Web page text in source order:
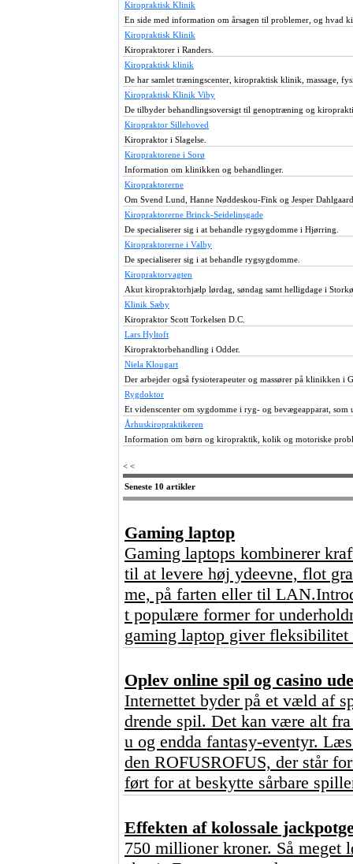
Kiropraktisk Klinik
En side med information om årsagen til problemer, og hvad
Kiropraktisk Klinik
Kiropraktorer i Randers.
Kiropraktisk klinik
De har samlet træningscenter, kiropraktisk klinik, massage,
Kiropraktisk Klinik Viby
De tilbyder behandlingsoversigt til genoptræning og
Kiropraktor Sillehoved
Kiropraktor i Slagelse.
Kiropraktorene i Sorø
Information om klinikken og behandlinger.
Kiropraktorerne
Om Svend Lund, Hanne Nøddeskou-Fink og Jesper
Kiropraktorerne Brinck-Seidelinsgade
De specialiserer sig i at behandle rygsygdomme i Hjørring.
Kiropraktorerne i Valby
De specialiserer sig i at behandle rygsygdomme.
Kiropraktorvagten
Akut kiropraktorhjælp lørdag, søndag samt helligdage i
Klinik Sæby
Kiropraktor Scott Torkelsen D.C.
Lars Hyltoft
Kiropraktorbehandling i Odder.
Niela Klougart
Der arbejder også fysioterapeuter og massører på klinikken i
Rygdoktor
Et videnscenter om sygdomme i ryg- og bevægeapparat, som
Århuskiropraktikeren
Information om børn og kiropraktik, kolik og motoriske
< <
Seneste 10 artikler
Gaming laptop
Gaming laptops kombinerer
til at levere høj ydeevne, flot
me, på farten eller til
t populære former for
gaming laptop giver fleksibilitet
Oplev online spil og casino
Internettet byder på et væld af
drende spil. Det kan være alt
u og endda fantasy-eventyr.
den ROFUSROFUS, der står
ført for at beskytte sårbare
Effekten af kolossale
750 millioner kroner. Så meget